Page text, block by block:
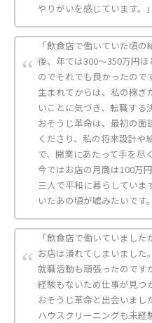
やりがいを感じています。
「飲食店で働いていた頃
後、年では300〜350万円
のでそれでも良かったので
生まれてからは、私の稼ぎ
いことに気づき、転職する
おそうじ革命は、最初の面
くださり、私の将来設計や
で、開業にあたって手を尽
今ではお店の月商は100万
三人で平和に暮らしていま
いたあの頃が嘘みたいです
「飲食店で働いていました
お店は潰れてしまいました。
就職活動も頑張ったのです
経験もないため仕事が見つ
おそうじ革命と出会いまし
ハウスクリーニングも未経